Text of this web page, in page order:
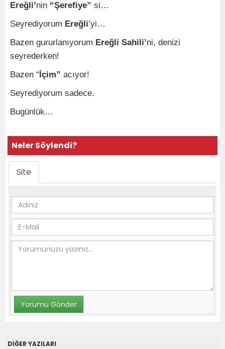
Ereğli’nin “Şerefiye” si…
Seyrediyorum Ereğli’yi…
Bazen gururlanıyorum Ereğli Sahili’ni, denizi
seyrederken!
Bazen “İçim” acıyor!
Seyrediyorum sadece.
Bugünlük…
Neler Söylendi?
Site
DİĞER YAZILARI